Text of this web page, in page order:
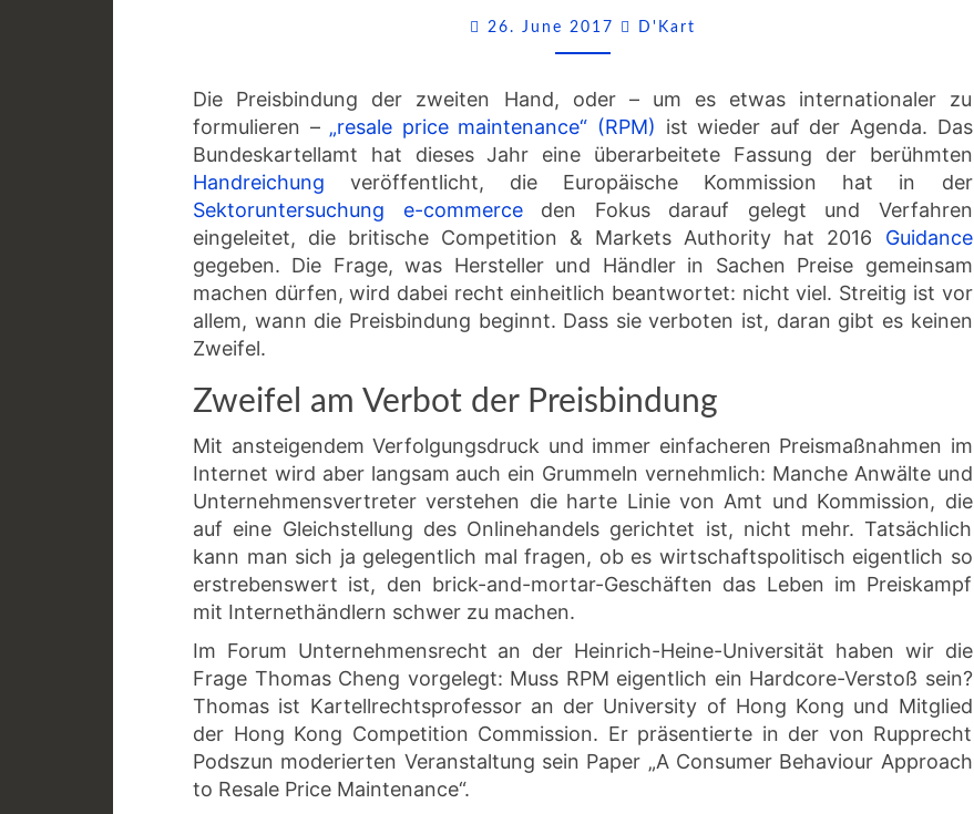
RECHT?
26. June 2017 D'Kart
Die Preisbindung der zweiten Hand, oder – um es etwas internationaler zu
formulieren – „resale price maintenance“ (RPM) ist wieder auf der Agenda. Das
Bundeskartellamt hat dieses Jahr eine überarbeitete Fassung der berühmten
Handreichung veröffentlicht, die Europäische Kommission hat in der
Sektoruntersuchung e-commerceden Fokus darauf gelegt und Verfahren
eingeleitet, die britische Competition & Markets Authority hat 2016 Guidance
gegeben. Die Frage, was Hersteller und Händler in Sachen Preise gemeinsam
machen dürfen, wird dabei recht einheitlich beantwortet: nicht viel. Streitig ist vor
allem, wann die Preisbindung beginnt. Dass sie verboten ist, daran gibt es keinen
Zweifel.
Zweifel am Verbot der Preisbindung
Mit ansteigendem Verfolgungsdruck und immer einfacheren Preismaßnahmen im
Internet wird aber langsam auch ein Grummeln vernehmlich: Manche Anwälte und
Unternehmensvertreter verstehen die harte Linie von Amt und Kommission, die
auf eine Gleichstellung des Onlinehandels gerichtet ist, nicht mehr. Tatsächlich
kann man sich ja gelegentlich mal fragen, ob es wirtschaftspolitisch eigentlich so
erstrebenswert ist, den brick-and-mortar-Geschäften das Leben im Preiskampf
mit Internethändlern schwer zu machen.
Im Forum Unternehmensrecht an der Heinrich-Heine-Universität haben wir die
Frage Thomas Cheng vorgelegt: Muss RPM eigentlich ein Hardcore-Verstoß sein?
Thomas ist Kartellrechtsprofessor an der University of Hong Kong und Mitglied
der Hong Kong Competition Commission. Er präsentierte in der von Rupprecht
Podszun moderierten Veranstaltung sein Paper „A Consumer Behaviour Approach
to Resale Price Maintenance“.